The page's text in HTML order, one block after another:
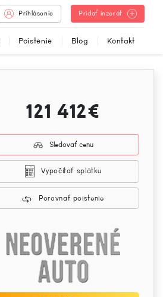
Prihlásenie Pridať inzerát
Poistenie Blog Kontakt
121 412€
Sledovať cenu
Vypočítať splátku
Porovnať poistenie